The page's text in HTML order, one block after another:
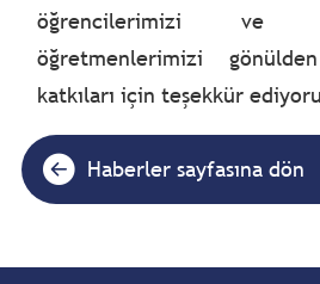
öğrencilerimizi ve
öğretmenlerimizi
katkıları için teşekkür
Haberler sayfasına dön